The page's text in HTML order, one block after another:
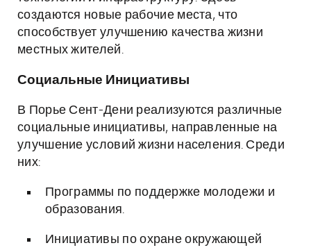
создаются новые рабочие места, что
способствует улучшению качества жизни
местных жителей.
Социальные Инициативы
В Порье Сент-Дени реализуются различные
социальные инициативы, направленные на
улучшение условий жизни населения. Среди
них:
Программы по поддержке молодежи и
образования.
Инициативы по охране окружающей